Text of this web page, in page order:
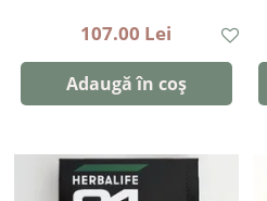
107.00 Lei
Adaugă în coș